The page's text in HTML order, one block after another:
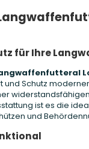
für Ihre
und Schutz
ist es die
und